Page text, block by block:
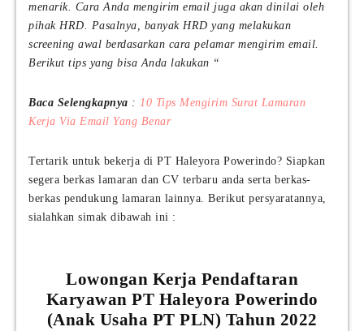
menarik. Cara Anda mengirim email juga akan dinilai oleh
pihak HRD. Pasalnya, banyak HRD yang melakukan
screening awal berdasarkan cara pelamar mengirim email.
Berikut tips yang bisa Anda lakukan “
Baca Selengkapnya : 10 Tips Mengirim Surat Lamaran
Kerja Via Email Yang Benar
Tertarik untuk bekerja di PT Haleyora Powerindo? Siapkan
segera berkas lamaran dan CV terbaru anda serta berkas-
berkas pendukung lamaran lainnya. Berikut persyaratannya,
sialahkan simak dibawah ini :
Lowongan Kerja Pendaftaran
Karyawan PT Haleyora Powerindo
(Anak Usaha PT PLN) Tahun 2022